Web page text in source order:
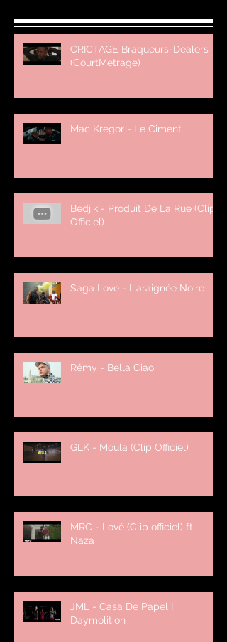
CRICTAGE Braqueurs-Dealers
(CourtMetrage)
Mac Kregor - Le Ciment
Bedjik - Produit De La Rue (Clip
Officiel)
Saga Love - L'araignée Noire
Rémy - Bella Ciao
GLK - Moula (Clip Officiel)
MRC - Lové (Clip officiel) ft.
Naza
JML - Casa De Papel I
Daymolition